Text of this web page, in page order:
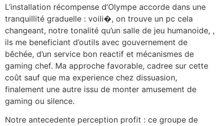
L’installation récompense d’Olympe accorde dans une
tranquillité graduelle : voili�, on trouve un pc cela
changeant, notre tonalité qu’un salle de jeu humanoide, ,
ils me beneficiant d’outils avec gouvernement de
bêchée, d’un service bon reactif et mécanismes de
gaming chef. Ma approche favorable, cadree sur cette
coût sauf que ma experience chez dissuasion,
finalement une autre issu de monter amusement de
gaming ou silence.
Notre antecedente perception profit : ce groupe de